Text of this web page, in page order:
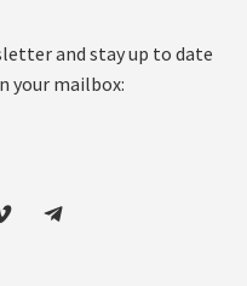
and stay up to date
your mailbox: